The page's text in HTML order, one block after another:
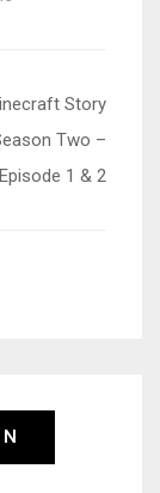
Story
Two –
Episode 1 & 2